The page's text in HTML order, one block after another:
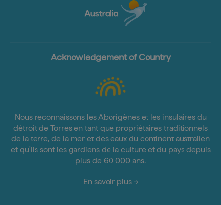
Acknowledgement of Country
Nous reconnaissons les Aborigènes et les insulaires du
détroit de Torres en tant que propriétaires traditionnels
de la terre, de la mer et des eaux du continent australien
et qu'ils sont les gardiens de la culture et du pays depuis
plus de 60 000 ans.
En savoir plus